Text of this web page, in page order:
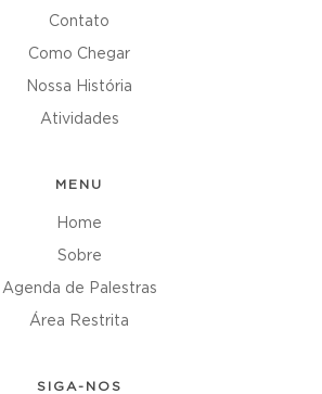
Contato
Como Chegar
Nossa História
Atividades
MENU
Home
Sobre
Agenda de Palestras
Área Restrita
SIGA-NOS